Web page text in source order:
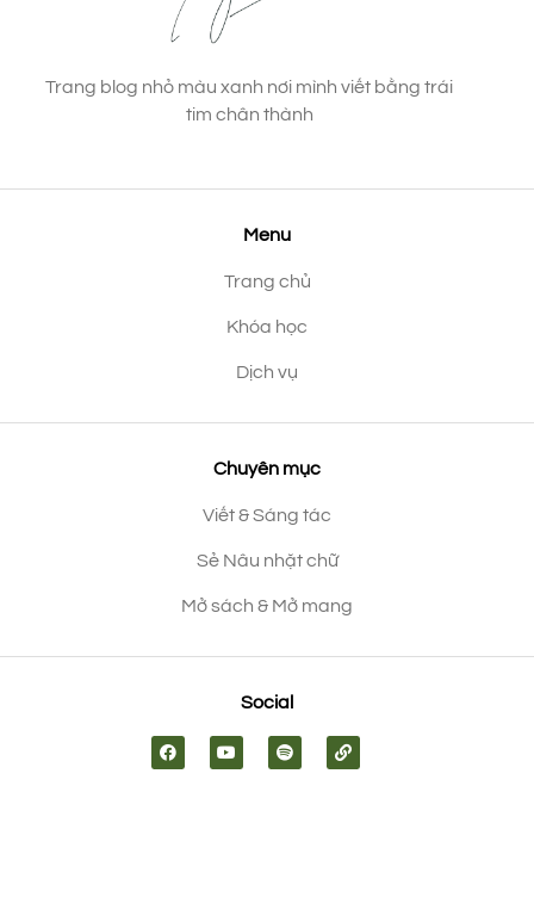
Trang blog nhỏ màu xanh nơi mình viết bằng trái
tim chân thành
Menu
Trang chủ
Khóa học
Dịch vụ
Chuyên mục
Viết & Sáng tác
Sẻ Nâu nhặt chữ
Mở sách & Mở mang
Social